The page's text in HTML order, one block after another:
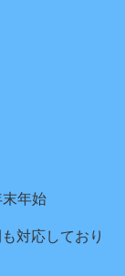
年始
対応しており